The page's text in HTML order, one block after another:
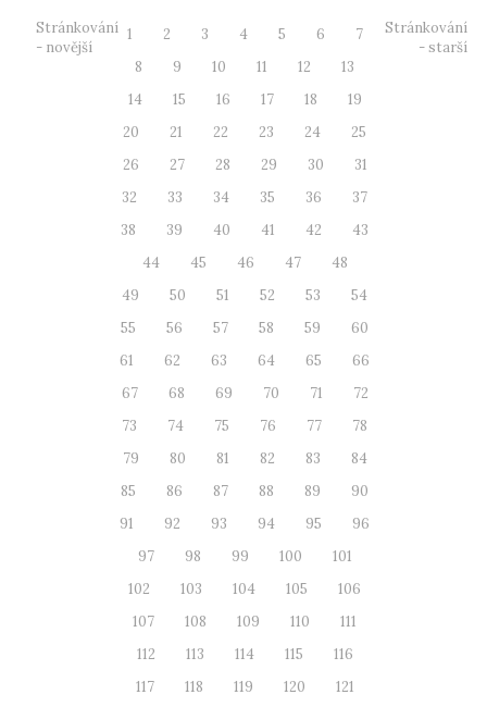
Stránkování
- novější
1 2 3 4 5 6
7
8
9 10 11 12
13
14
15 16 17 18
19
20
21 22 23 24
25
26
27 28 29 30
31
32
33 34 35 36
37
38
39 40 41 42
43
44
45 46 47
48
49
50 51 52 53
54
55
56 57 58 59
60
61
62 63 64 65
66
67
68 69 70 71
72
73
74 75 76 77
78
79
80 81 82 83
84
85
86 87 88 89
90
91
92 93 94 95
96
97
98 99 100
101
102
103 104 105
106
107
108 109 110
111
112
113 114 115
116
117
118 119 120
121
Stránkování
- starší